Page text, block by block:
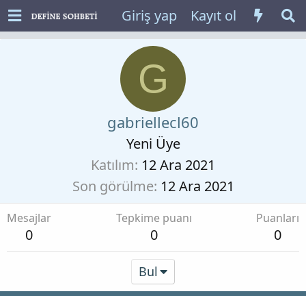
Giriş yap Kayıt ol
G
gabriellecl60
Yeni Üye
Katılım 12 Ara 2021
Son görülme 12 Ara 2021
Mesajlar
0
Tepkime puanı
0
Puanları
0
Bul